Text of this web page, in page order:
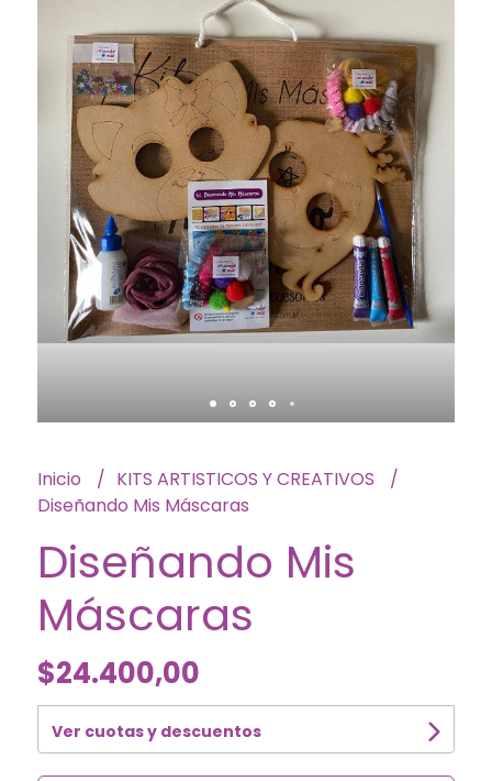
Inicio
KITS ARTISTICOS Y CREATIVOS
Diseñando Mis Máscaras
Diseñando Mis
Máscaras
$24.400,00
Ver cuotas y descuentos